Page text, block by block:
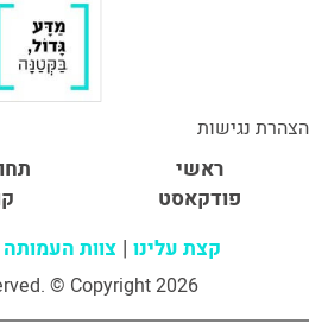
הצהרת נגישות
ראשי
פודקאסט
קצת עלינו צוות העמותה
© Copyright 2026